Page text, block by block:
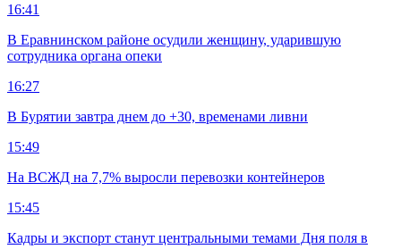
16:41
В Еравнинском районе осудили женщину, ударившую
сотрудника органа опеки
16:27
В Бурятии завтра днем до +30, временами ливни
15:49
На ВСЖД на 7,7% выросли перевозки контейнеров
15:45
Кадры и экспорт станут центральными темами Дня поля в